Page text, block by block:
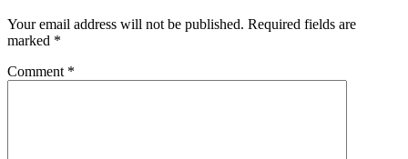
Your email address will not be published. Required fields are
marked *
Comment *